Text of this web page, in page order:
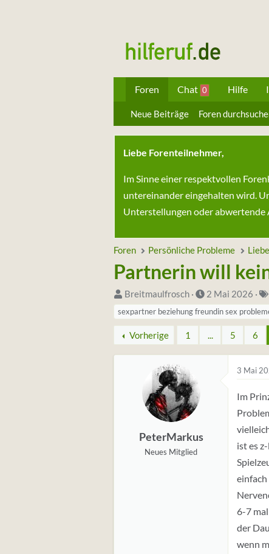
Foren Chat 0 Hilfe
Neue Beiträge Foren
Liebe Forenteilnehmer,
Im Sinne einer respektvollen
untereinander eingehalten wird.
Unterstellungen oder abwertende
Foren Persönliche Probleme Liebe
Partnerin will
S
t
a
r
t
Breitmaulfrosch
D
a
t
u
m
2 Mai 2026
sexpartner beziehung freundin sex
Vorherige 1 ... 5 6
PeterMarkus
Neues Mitglied
3 Mai
Im
ist es
6-7
der
wenn